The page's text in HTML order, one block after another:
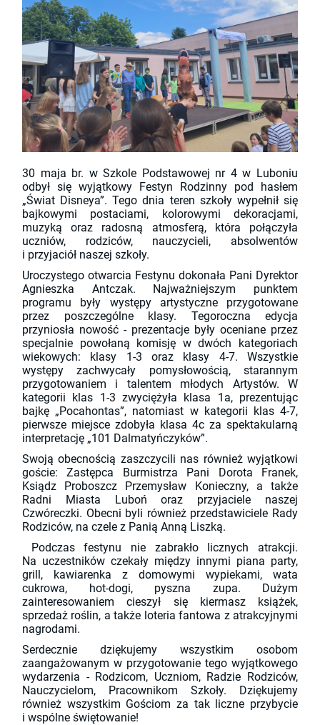
30 maja br. w Szkole Podstawowej nr 4 w Luboniu
odbył się wyjątkowy Festyn Rodzinny pod hasłem
„Świat Disneya”. Tego dnia teren szkoły wypełnił się
bajkowymi postaciami, kolorowymi dekoracjami,
muzyką oraz radosną atmosferą, która połączyła
uczniów, rodziców, nauczycieli, absolwentów
i przyjaciół naszej szkoły.
Uroczystego otwarcia Festynu dokonała Pani Dyrektor
Agnieszka Antczak. Najważniejszym punktem
programu były występy artystyczne przygotowane
przez poszczególne klasy. Tegoroczna edycja
przyniosła nowość - prezentacje były oceniane przez
specjalnie powołaną komisję w dwóch kategoriach
wiekowych: klasy 1-3 oraz klasy 4-7. Wszystkie
występy zachwycały pomysłowością, starannym
przygotowaniem i talentem młodych Artystów. W
kategorii klas 1-3 zwyciężyła klasa 1a, prezentując
bajkę „Pocahontas”, natomiast w kategorii klas 4-7,
pierwsze miejsce zdobyła klasa 4c za spektakularną
interpretację „101 Dalmatyńczyków”.
Swoją obecnością zaszczycili nas również wyjątkowi
goście: Zastępca Burmistrza Pani Dorota Franek,
Ksiądz Proboszcz Przemysław Konieczny, a także
Radni Miasta Luboń oraz przyjaciele naszej
Czwóreczki. Obecni byli również przedstawiciele Rady
Rodziców, na czele z Panią Anną Liszką.
Podczas festynu nie zabrakło licznych atrakcji.
Na uczestników czekały między innymi piana party,
grill, kawiarenka z domowymi wypiekami, wata
cukrowa, hot-dogi, pyszna zupa. Dużym
zainteresowaniem cieszył się kiermasz książek,
sprzedaż roślin, a także loteria fantowa z atrakcyjnymi
nagrodami.
Serdecznie dziękujemy wszystkim osobom
zaangażowanym w przygotowanie tego wyjątkowego
wydarzenia - Rodzicom, Uczniom, Radzie Rodziców,
Nauczycielom, Pracownikom Szkoły. Dziękujemy
również wszystkim Gościom za tak liczne przybycie
i wspólne świętowanie!